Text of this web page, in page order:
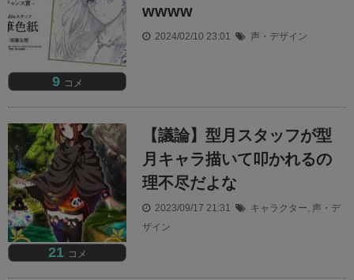
9 コメ
wwww
2024/02/10 23:01 声・デザイン
21 コメ
【議論】型月スタッフが型
月キャラ描いて叩かれるの
理不尽だよな
2023/09/17 21:31 キャラクター, 声・デ
ザイン